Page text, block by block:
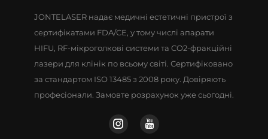
JONTELASER надає медичні естетичні пристрої з
сертифікатами FDA/CE, у тому числі апарати
HIFU, RF-мікроголкові системи та CO2-фракційні
лазери для клінік по всьому світі. Сертифіковано
за стандартом ISO 13485 з 2008 року. Довіряють
професіонали. Замовте розрахунок уже сьогодні.